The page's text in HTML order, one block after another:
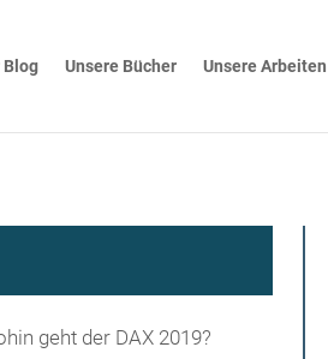
Blog Unsere Bücher Unsere Arbeiten
geht der DAX 2019?